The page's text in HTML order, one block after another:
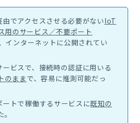
でアクセスさせる必要がないIoT
用のサービス／不要ポート
インターネットに公開されてい
ビスで、接続時の認証に用いる
のまま で、容易に推測可能だっ
トで稼働するサービスに既知の